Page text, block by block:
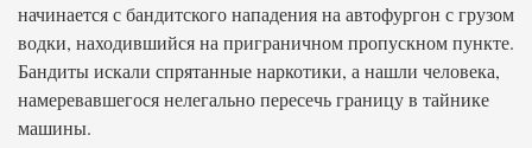
начинается с бандитского нападения на автофургон с грузом
водки, находившийся на приграничном пропускном пункте.
Бандиты искали спрятанные наркотики, а нашли человека,
намеревавшегося нелегально пересечь границу в тайнике
машины.